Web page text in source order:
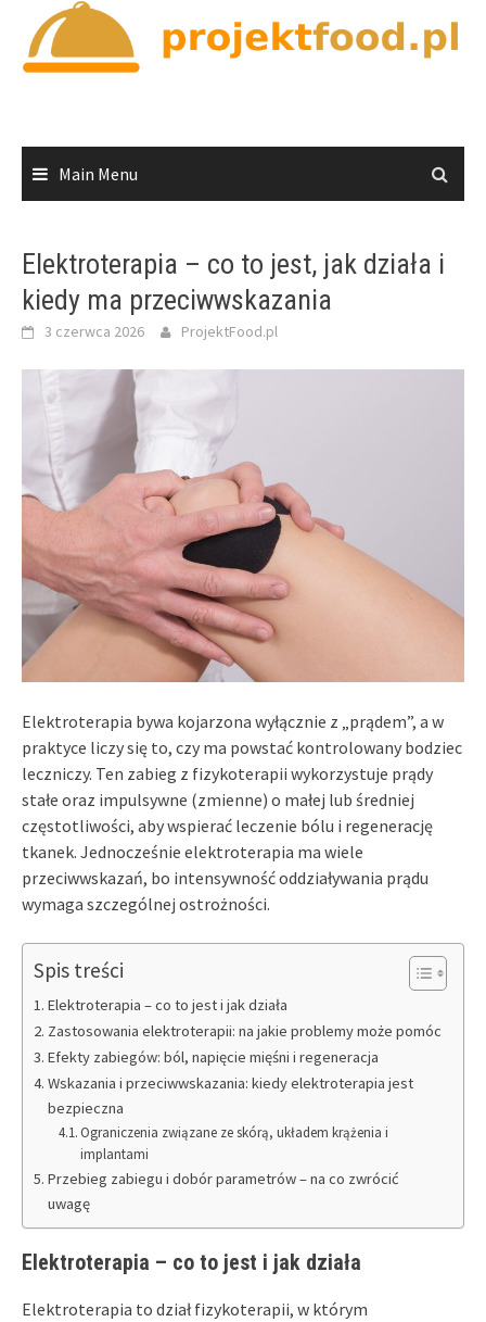
content
Main Menu
Elektroterapia – co to jest, jak działa i
kiedy ma przeciwwskazania
3 czerwca 2026 ProjektFood.pl
Elektroterapia bywa kojarzona wyłącznie z „prądem”, a w
praktyce liczy się to, czy ma powstać kontrolowany bodziec
leczniczy. Ten zabieg z fizykoterapii wykorzystuje prądy
stałe oraz impulsywne (zmienne) o małej lub średniej
częstotliwości, aby wspierać leczenie bólu i regenerację
tkanek. Jednocześnie elektroterapia ma wiele
przeciwwskazań, bo intensywność oddziaływania prądu
wymaga szczególnej ostrożności.
Spis treści
Elektroterapia – co to jest i jak działa
Zastosowania elektroterapii: na jakie problemy może pomóc
Efekty zabiegów: ból, napięcie mięśni i regeneracja
Wskazania i przeciwwskazania: kiedy elektroterapia jest
bezpieczna
Ograniczenia związane ze skórą, układem krążenia i
implantami
Przebieg zabiegu i dobór parametrów – na co zwrócić
uwagę
Elektroterapia – co to jest i jak działa
Elektroterapia to dział fizykoterapii, w którym